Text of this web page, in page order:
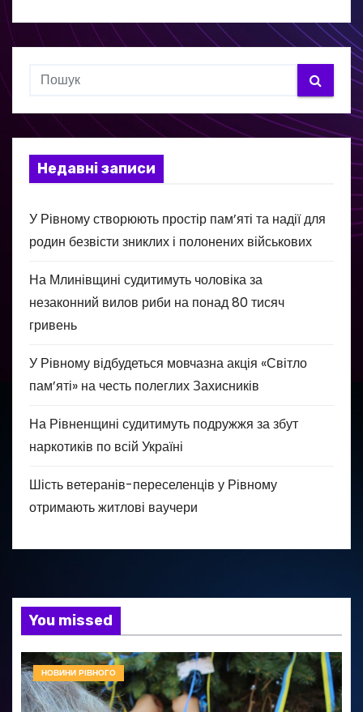
Недавні записи
У Рівному створюють простір пам’яті та надії для
родин безвісти зниклих і полонених військових
На Млинівщині судитимуть чоловіка за
незаконний вилов риби на понад 80 тисяч
гривень
У Рівному відбудеться мовчазна акція «Світло
пам’яті» на честь полеглих Захисників
На Рівненщині судитимуть подружжя за збут
наркотиків по всій Україні
Шість ветеранів-переселенців у Рівному
отримають житлові ваучери
You missed
НОВИНИ РІВНОГО